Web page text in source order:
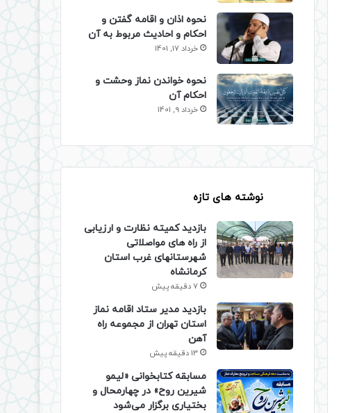
نحوه اذان و اقامه گفتن و
احکام و احادیث مربوط به آن
خرداد 17, 1401
نحوه خواندن نماز وحشت و
احکام آن
خرداد 9, 1401
نوشته های تازه
بازدید کمیته نظارت و ارزیابی
از راه های مواصلاتی
شهرستانهای غرب استان
کرمانشاه
7 دقیقه پیش
بازدید مدیر ستاد اقامه نماز
استان تهران از مجموعه راه
آهن
13 دقیقه پیش
مسابقه کتابخوانی «لیمو
شیرین روح» در چهارمحال و
بختیاری برگزار می‌شود